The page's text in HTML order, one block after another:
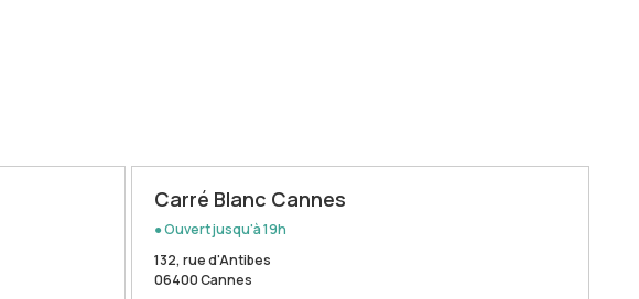
Carré Blanc Cannes
● Ouvert jusqu'à 19h
132, rue d'Antibes
06400 Cannes